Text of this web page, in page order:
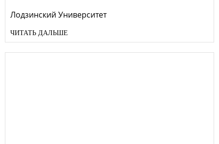
Лодзинский Университет
ЧИТАТЬ ДАЛЬШЕ